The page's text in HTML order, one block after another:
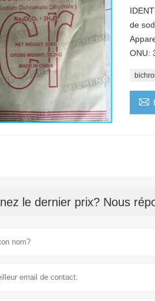
de
ONU:

le dernier prix? Nous